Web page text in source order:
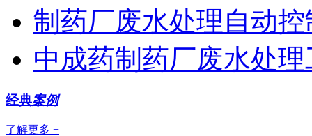
制药厂废水处理自动
中成药制药厂废水处
经典案例
了解更多 +